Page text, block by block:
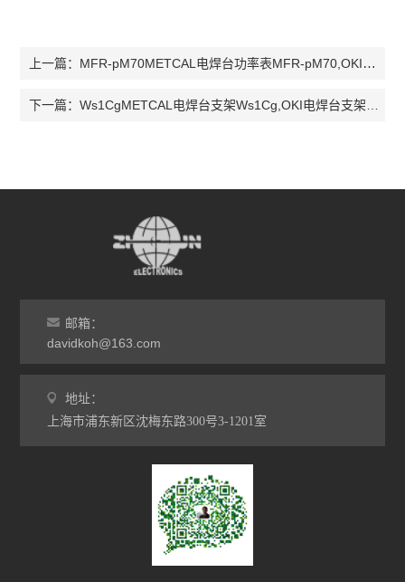
上一篇： MFR-pM70METCAL电焊台功率表MFR-pM70,OKI电焊台功率表MFR-pM70
下一篇：Ws1CgMETCAL电焊台支架Ws1Cg,OKI电焊台支架Ws1Cg，支架Ws1Cg
邮箱：
davidkoh@163.com
地址：
上海市浦东新区沈梅东路300号3-1201室